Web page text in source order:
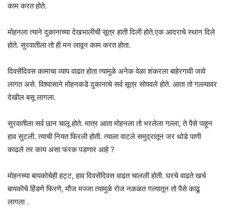
काम करत होते.
मोहनला त्याने दुकानाच्या देखभालीची सूत्र हाती दिली होते.एक आदराचे स्थान दिले
होते. सुरवातीला तो ही मन लावून काम करत होता.
दिवसेंदिवस कामाचा व्याप वाढत होता त्यामुळे अनेक वेळा शंकरला बाहेरगावी जावे
लागत असे. विश्वासाने मोहनकडे दुकानाचे सर्व सूत्र सोपवले होते. आता तो गल्ल्यावर
देखील बसू लागला.
सुरवातीला सर्व छान चालू होते. मात्र आता मोहनला तो भरलेला गल्ला, ते पैसे पाहून
हाव सुटली. त्याची नियत फिरली होती. त्याला वाटले समुद्रातून जर थोडे पाणी
काढले तर काय असा फरक पडणार आहे ?
मोहनच्या बायकोचेही हट्ट, हाव दिवसेंदिवस वाढत चालली होती. घरचे वाढते खर्च
बायकोचे हिंडणे फिरणे, मौज मज्जा त्यामुळे रोज नकळत गल्यातून तो पैसे काढू
लागला .